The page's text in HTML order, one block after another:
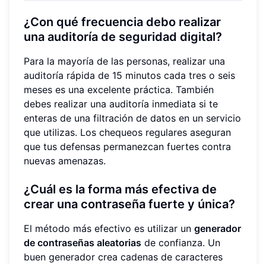
¿Con qué frecuencia debo realizar
una auditoría de seguridad digital?
Para la mayoría de las personas, realizar una
auditoría rápida de 15 minutos cada tres o seis
meses es una excelente práctica. También
debes realizar una auditoría inmediata si te
enteras de una filtración de datos en un servicio
que utilizas. Los chequeos regulares aseguran
que tus defensas permanezcan fuertes contra
nuevas amenazas.
¿Cuál es la forma más efectiva de
crear una contraseña fuerte y única?
El método más efectivo es utilizar un generador
de contraseñas aleatorias de confianza. Un
buen generador crea cadenas de caracteres